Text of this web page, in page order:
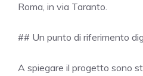
Roma, in via Taranto.
## Un punto di riferimento
A spiegare il progetto sono